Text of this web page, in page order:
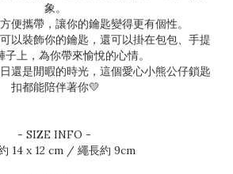
象。
便攜帶，讓你的鑰匙變得更有個性。
以裝飾你的鑰匙，還可以掛在包包、手提
子上，為你帶來愉悅的心情。
還是閒暇的時光，這個愛心小熊公仔鎖匙
扣都能陪伴著你💛
- SIZE INFO -
14 x 12 cm / 繩長約 9cm